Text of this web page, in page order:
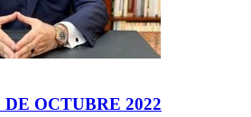
OCTUBRE 2022